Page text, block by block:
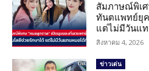
สัมภาษณ์พิเศ
ทันตแพทย์ยุค
แต่ไม่มีวันแ
สิงหาคม 4, 2026
ข่าวเด่น